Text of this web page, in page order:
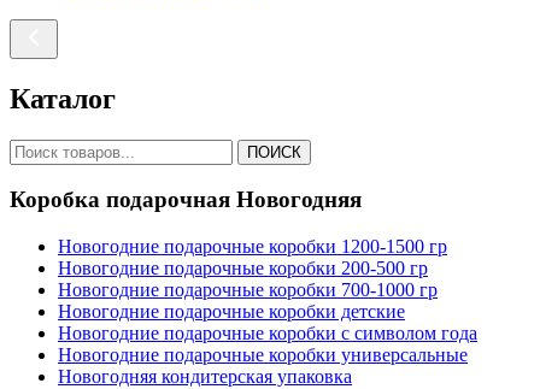
Каталог
ПОИСК
Коробка подарочная Новогодняя
Новогодние подарочные коробки 1200-1500 гр
Новогодние подарочные коробки 200-500 гр
Новогодние подарочные коробки 700-1000 гр
Новогодние подарочные коробки детские
Новогодние подарочные коробки с символом года
Новогодние подарочные коробки универсальные
Новогодняя кондитерская упаковка